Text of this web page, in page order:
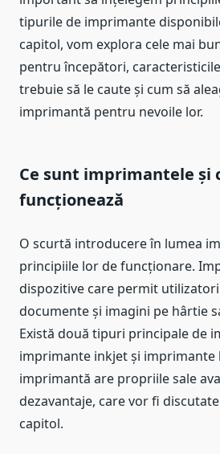
tipurile de imprimante
capitol, vom explora cele mai
pentru începători,
trebuie să le caute și cum să
imprimantă pentru nevoile lor.
Ce sunt imprimantele și
funcționează
O scurtă introducere în lumea
principiile lor de funcționare.
dispozitive care permit
documente și imagini pe hârtie
Există două tipuri principale de
imprimante inkjet și imprimante
imprimantă are propriile sale
dezavantaje, care vor fi
capitol.